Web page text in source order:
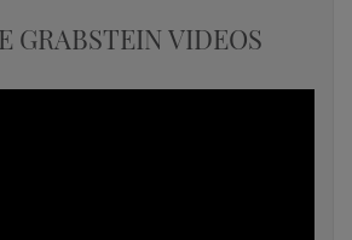
GRABSTEIN VIDEOS